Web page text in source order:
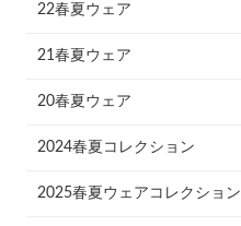
22春夏ウェア
21春夏ウェア
20春夏ウェア
2024春夏コレクション
2025春夏ウェアコレクション